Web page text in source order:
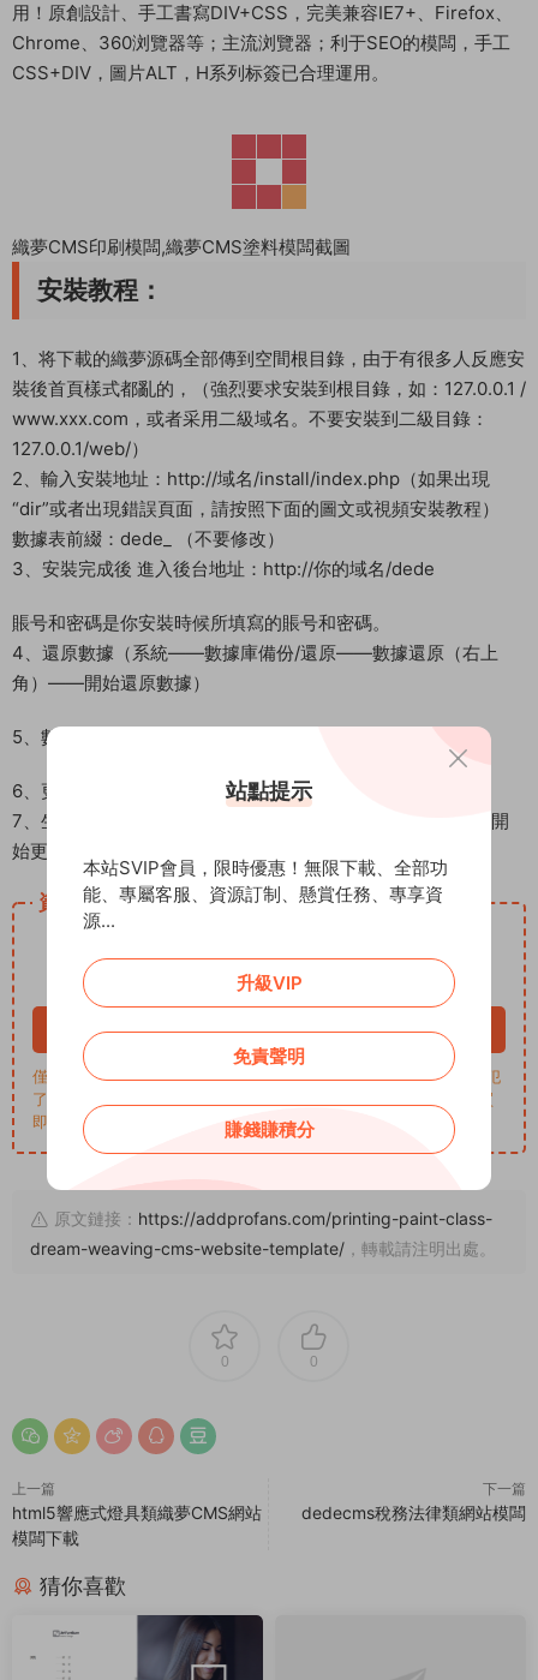
用！原創設計、手工書寫DIV+CSS，完美兼容IE7+、Firefox、
Chrome、360浏覽器等；主流浏覽器；利于SEO的模闆，手工
CSS+DIV，圖片ALT，H系列标簽已合理運用。
織夢CMS印刷模闆,織夢CMS塗料模闆截圖
安裝教程：
1、将下載的織夢源碼全部傳到空間根目錄，由于有很多人反應安
裝後首頁樣式都亂的，（強烈要求安裝到根目錄，如：127.0.0.1 /
www.xxx.com，或者采用二級域名。不要安裝到二級目錄：
127.0.0.1/web/）
2、輸入安裝地址：http://域名/install/index.php（如果出現
“dir”或者出現錯誤頁面，請按照下面的圖文或視頻安裝教程）
數據表前綴：dede_ （不要修改）
3、安裝完成後 進入後台地址：http://你的域名/dede
賬号和密碼是你安裝時候所填寫的賬号和密碼。
4、還原數據（系統——數據庫備份/還原——數據還原（右上
角）——開始還原數據）
5、數據還原後修改密碼，還原後的賬号和密碼都是admin
6、更改系統配置，把域名換成你的域名，然後在生成
7、生成全站（生成——更新系統緩存——一鍵更新網站——開
始更新。）
資源下載
VIP 8折、終身VIP免費
立即購買
僅學習交流，商用請買正版，一切後果由下載用戶自行承擔。若侵犯
了您的權益，請來信通知Email: support@addprofans.com。購買
即默認同意
原文鏈接： https://addprofans.com/printing-paint-class-
dream-weaving-cms-website-template/ ，轉載請注明出處。
0 0
上一篇
html5響應式燈具類織夢CMS網站
模闆下載
下一篇
dedecms稅務法律類網站模闆
猜你喜歡
站點提示
本站SVIP會員，限時優惠！無限下載、全部功
能、專屬客服、資源訂制、懸賞任務、專享資
源...
升級VIP
免責聲明
賺錢賺積分